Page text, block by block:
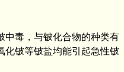
中毒，与铍化合物的种类有
化铍等铍盐均能引起急性铍